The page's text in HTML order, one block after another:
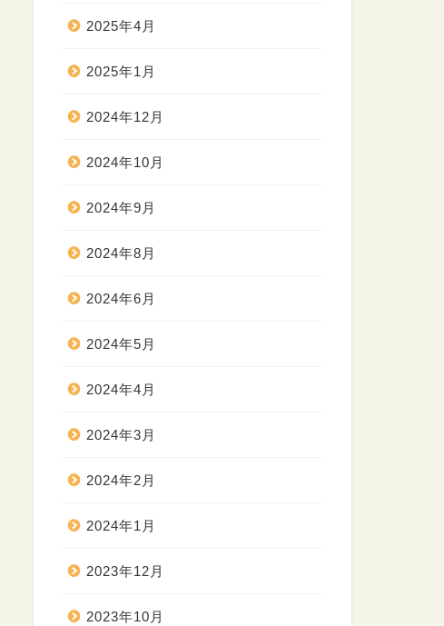
2025年4月
2025年1月
2024年12月
2024年10月
2024年9月
2024年8月
2024年6月
2024年5月
2024年4月
2024年3月
2024年2月
2024年1月
2023年12月
2023年10月